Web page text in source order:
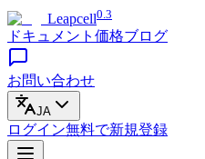
Leapcell0.3
ドキュメント 価格ブログ
お問い合わせ
JA
ログイン無料で新規登録